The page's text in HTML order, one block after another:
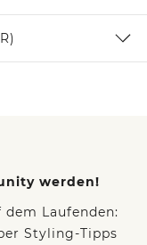
werden!
Laufenden:
Styling-Tipps